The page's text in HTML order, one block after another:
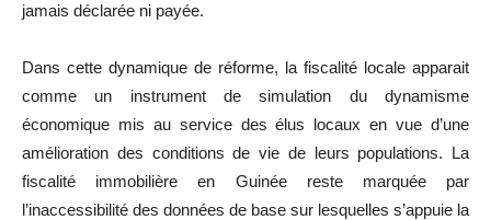
jamais déclarée ni payée.
Dans cette dynamique de réforme, la fiscalité locale apparait
comme un instrument de simulation du dynamisme
économique mis au service des élus locaux en vue d’une
amélioration des conditions de vie de leurs populations. La
fiscalité immobilière en Guinée reste marquée par
l’inaccessibilité des données de base sur lesquelles s’appuie la